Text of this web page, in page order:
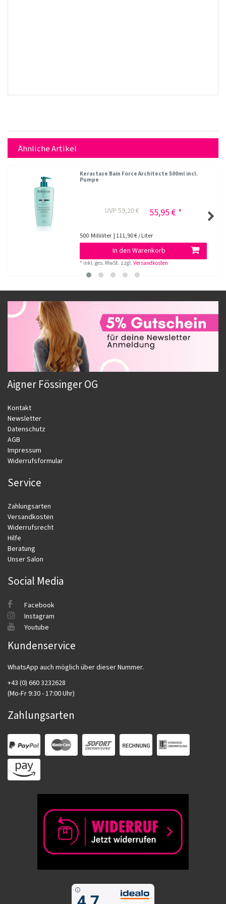
Ähnliche Artikel
Kerastase Bain Force Architecte 500ml incl.
Pumpe
UVP 59,20 € 55,95 € *
500 Milliliter | 111,90 € / Liter
In den Warenkorb
* inkl. ges. MwSt. zzgl.Versandkosten
Aigner Fössinger OG
Kontakt
Newsletter
Datenschutz
AGB
Impressum
Widerrufsformular
Service
Zahlungsarten
Versandkosten
Widerrufsrecht
Hilfe
Beratung
Unser Salon
Social Media
Facebook
Instagram
Youtube
Kundenservice
WhatsApp auch möglich über dieser Nummer.
+43 (0) 660 3232628
(Mo-Fr 9:30 - 17:00 Uhr)
Zahlungsarten